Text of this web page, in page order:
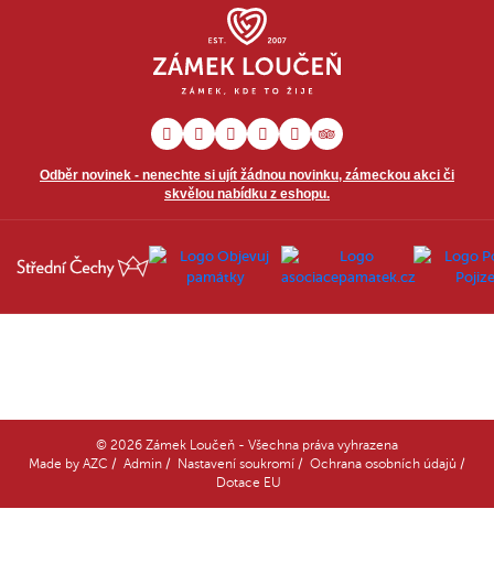
Odběr novinek - nenechte si ujít žádnou novinku, zámeckou akci či
skvělou nabídku z eshopu.
© 2026 Zámek Loučeň - Všechna práva vyhrazena
Made by AZC / Admin / Nastavení soukromí / Ochrana osobních údajů /
Dotace EU